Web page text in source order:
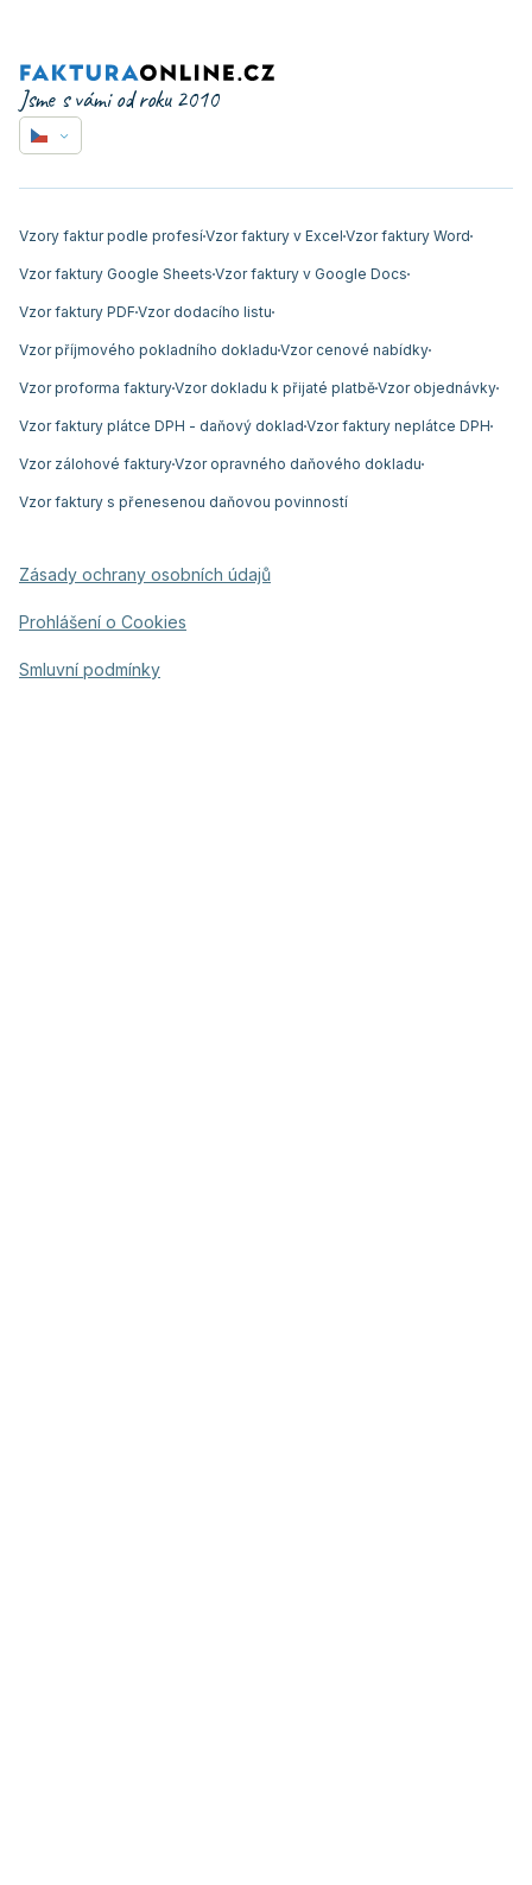
Jsme s vámi od roku 2010
Vzory faktur podle profesíVzor faktury v Excel Vzor faktury Word
Vzor faktury Google Sheets Vzor faktury v Google Docs
Vzor faktury PDF Vzor dodacího listu
Vzor příjmového pokladního dokladu Vzor cenové nabídky
Vzor proforma fakturyVzor dokladu k přijaté platběVzor objednávky
Vzor faktury plátce DPH - daňový doklad Vzor faktury neplátce DPH
Vzor zálohové fakturyVzor opravného daňového dokladu
Vzor faktury s přenesenou daňovou povinností
Zásady ochrany osobních údajů
Prohlášení o Cookies
Smluvní podmínky